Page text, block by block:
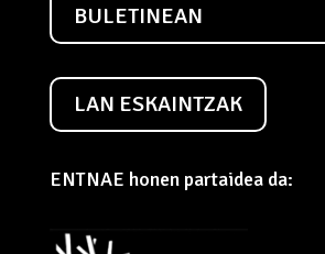
BULETINEAN
LAN ESKAINTZAK
ENTNAE honen partaidea da: